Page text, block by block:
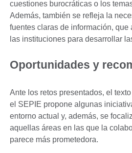
cuestiones burocráticas o los
Además, también se refleja la
fuentes claras de información, que
las instituciones para desarrollar
Oportunidades y
Ante los retos presentados, el
el SEPIE propone algunas
entorno actual y, además, se
aquellas áreas en las que la
parece más prometedora.